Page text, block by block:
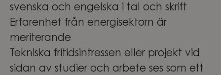
svenska och engelska i tal och skrift
Erfarenhet från energisektorn är
meriterande
Tekniska fritidsintressen eller projekt vid
sidan av studier och arbete ses som ett